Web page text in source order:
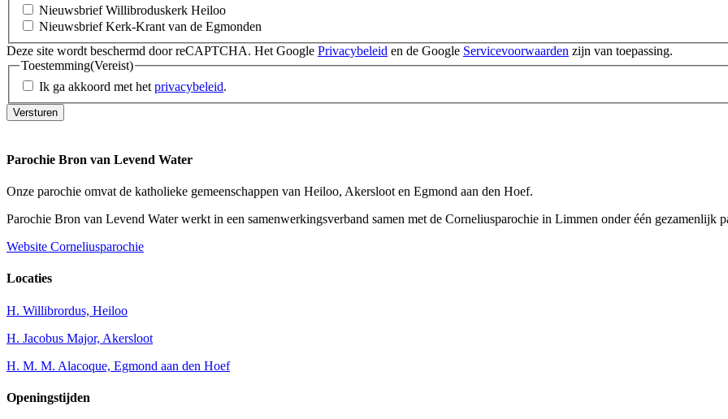
Nieuwsbrief Willibroduskerk Heiloo
Nieuwsbrief Kerk-Krant van de Egmonden
Deze site wordt beschermd door reCAPTCHA. Het Google Privacybeleid en de Google Servicevoorwaarden zijn van toepassing.
Toestemming(Vereist)
Ik ga akkoord met het privacybeleid.
Versturen
Parochie Bron van Levend Water
Onze parochie omvat de katholieke gemeenschappen van Heiloo, Akersloot en Egmond aan den Hoef.
Parochie Bron van Levend Water werkt in een samenwerkingsverband samen met de Corneliusparochie in Limmen onder één gezamenlijk
Website Corneliusparochie
Locaties
H. Willibrordus, Heiloo
H. Jacobus Major, Akersloot
H. M. M. Alacoque, Egmond aan den Hoef
Openingstijden